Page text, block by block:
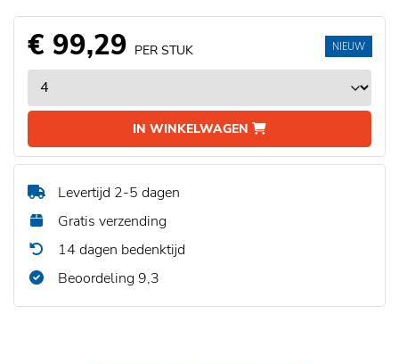
€ 99,29 PER STUK
IN WINKELWAGEN
NIEUW
Levertijd 2-5 dagen
Gratis verzending
14 dagen bedenktijd
Beoordeling 9,3